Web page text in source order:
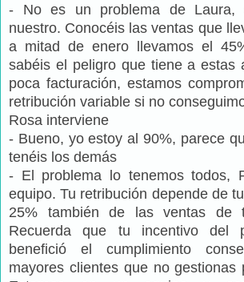
- No es un problema de Laura,
nuestro. Conocéis las ventas que
a mitad de enero llevamos el
sabéis el peligro que tiene a estas
poca facturación, estamos
retribución variable si no
Rosa interviene
- Bueno, yo estoy al 90%, parece
tenéis los demás
- El problema lo tenemos todos,
equipo. Tu retribución depende de
25% también de las ventas de
Recuerda que tu incentivo del
benefició el cumplimiento
mayores clientes que no gestionas